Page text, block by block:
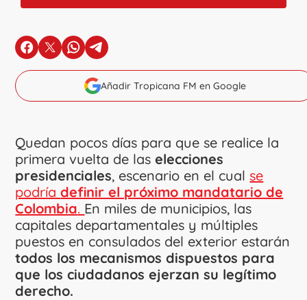
en Facebook
en Xen Whatsapp
en Telegram
Añadir Tropicana FM en Google
Quedan pocos días para que se realice la
primera vuelta de laselecciones
presidenciales, escenario en el cualse
podríadefinir el próximo mandatario de
Colombia. En miles de municipios, las
capitales departamentales y múltiples
puestos en consulados del exterior estarán
todos los mecanismos dispuestos para
que los ciudadanos ejerzan su legítimo
derecho.